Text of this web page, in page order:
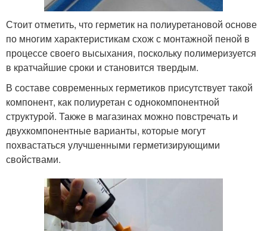
Стоит отметить, что герметик на полиуретановой основе
по многим характеристикам схож с монтажной пеной в
процессе своего высыхания, поскольку полимеризуется
в кратчайшие сроки и становится твердым.
В составе современных герметиков присутствует такой
компонент, как полиуретан с однокомпонентной
структурой. Также в магазинах можно повстречать и
двухкомпонентные варианты, которые могут
похвастаться улучшенными герметизирующими
свойствами.